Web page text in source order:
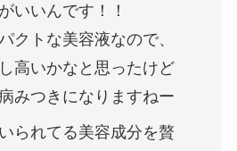
いいんです！！
クトな美容液なので、
高いかなと思ったけど
みつきになりますねー
られてる美容成分を贅